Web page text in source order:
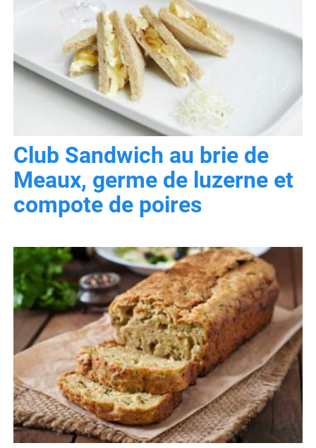
Club Sandwich au brie de
Meaux, germe de luzerne et
compote de poires